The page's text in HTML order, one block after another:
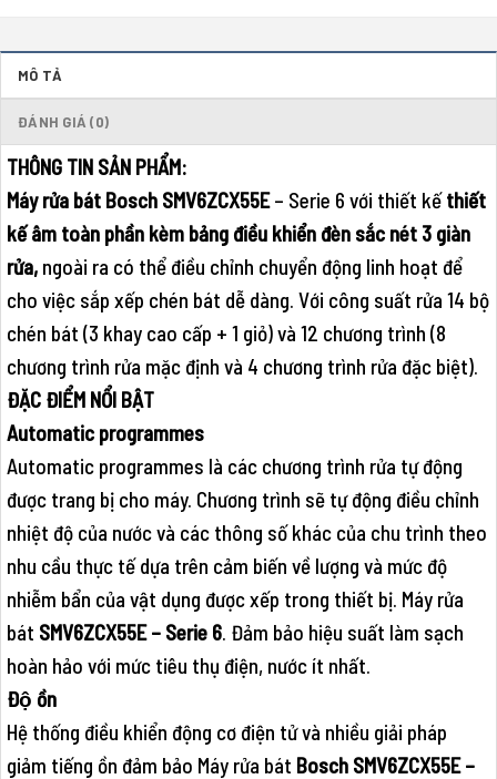
MÔ TẢ
ĐÁNH GIÁ (0)
THÔNG TIN SẢN PHẨM:
Máy rửa bát Bosch SMV6ZCX55E– Serie 6 với thiết kếthiết
kế âm toàn phần kèm bảng điều khiển đèn sắc nét 3 giàn
rửa, ngoài ra có thể điều chỉnh chuyển động linh hoạt để
cho việc sắp xếp chén bát dễ dàng. Với công suất rửa 14 bộ
chén bát (3 khay cao cấp + 1 giỏ) và 12 chương trình (8
chương trình rửa mặc định và 4 chương trình rửa đặc biệt).
ĐẶC ĐIỂM NỔI BẬT
Automatic programmes
Automatic programmes là các chương trình rửa tự động
được trang bị cho máy. Chương trình sẽ tự động điều chỉnh
nhiệt độ của nước và các thông số khác của chu trình theo
nhu cầu thực tế dựa trên cảm biến về lượng và mức độ
nhiễm bẩn của vật dụng được xếp trong thiết bị. Máy rửa
bát SMV6ZCX55E – Serie 6 . Đảm bảo hiệu suất làm sạch
hoàn hảo với mức tiêu thụ điện, nước ít nhất.
Độ ồn
Hệ thống điều khiển động cơ điện tử và nhiều giải pháp
giảm tiếng ồn đảm bảo Máy rửa bát Bosch SMV6ZCX55E –